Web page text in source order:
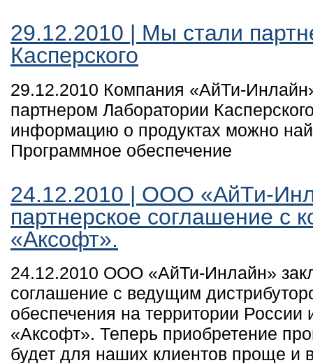
29.12.2010 | Мы стали
Касперского
29.12.2010 Компания «АйТи-
партнером Лаборатории
информацию о продуктах можно
Программное обеспечение
24.12.2010 | ООО «АйТи-
партнерское соглашение с
«Аксофт».
24.12.2010 ООО «АйТи-Инлайн»
соглашение с ведущим
обеспечения на территории
«Аксофт». Теперь приобретение
будет для наших клиентов проще и